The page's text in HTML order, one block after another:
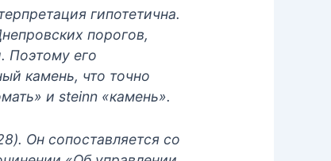
гипотетична.
порогов,
Поэтому его
камень, что точно
и steinn «камень».
Он сопоставляется со